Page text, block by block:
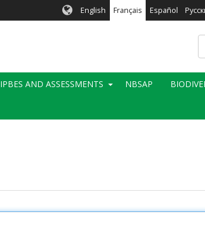
English Français Español
IPBES AND ASSESSMENTS NBSAP